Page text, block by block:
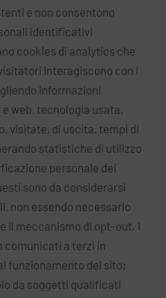
e non consentono
identificativi
cookies di analytics che
interagiscono con i
informazioni
web, tecnologia usata,
visitate, di uscita, tempi di
statistiche di utilizzo
personale dei
sono da considerarsi
non essendo necessario
il meccanismo di opt-out. I
comunicati a terzi in
funzionamento del sito;
da soggetti qualificati